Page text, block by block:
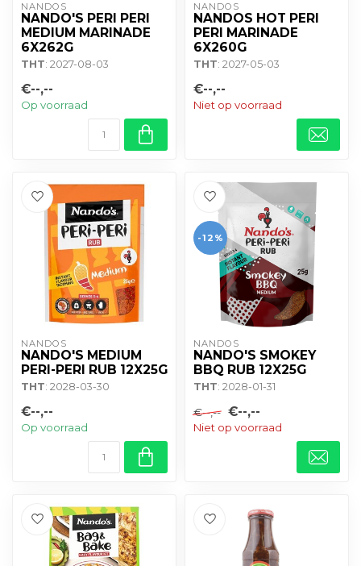
NANDOS
NANDO'S PERI PERI
MEDIUM MARINADE
6X262G
THT: 2027-08-03
€--,--
Op voorraad
NANDOS
NANDOS HOT PERI
PERI MARINADE
6X260G
THT: 2027-05-03
€--,--
Niet op voorraad
NANDOS
NANDO'S MEDIUM
PERI-PERI RUB 12X25G
THT: 2028-03-30
€--,--
Op voorraad
-12%
NANDOS
NANDO'S SMOKEY
BBQ RUB 12X25G
THT: 2028-01-31
€--,-- €--,--
Niet op voorraad